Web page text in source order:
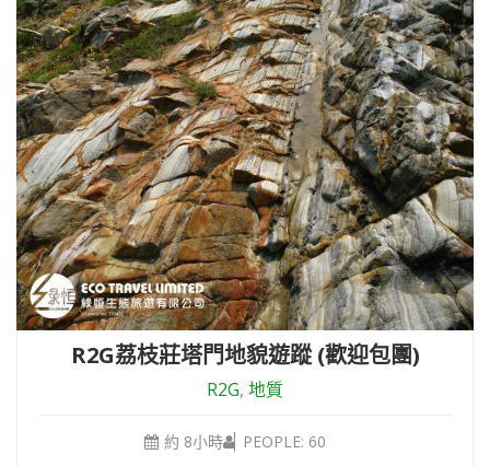
R2G荔枝莊塔門地貌遊蹤 (歡迎包團)
R2G, 地質
約 8小時 PEOPLE: 60